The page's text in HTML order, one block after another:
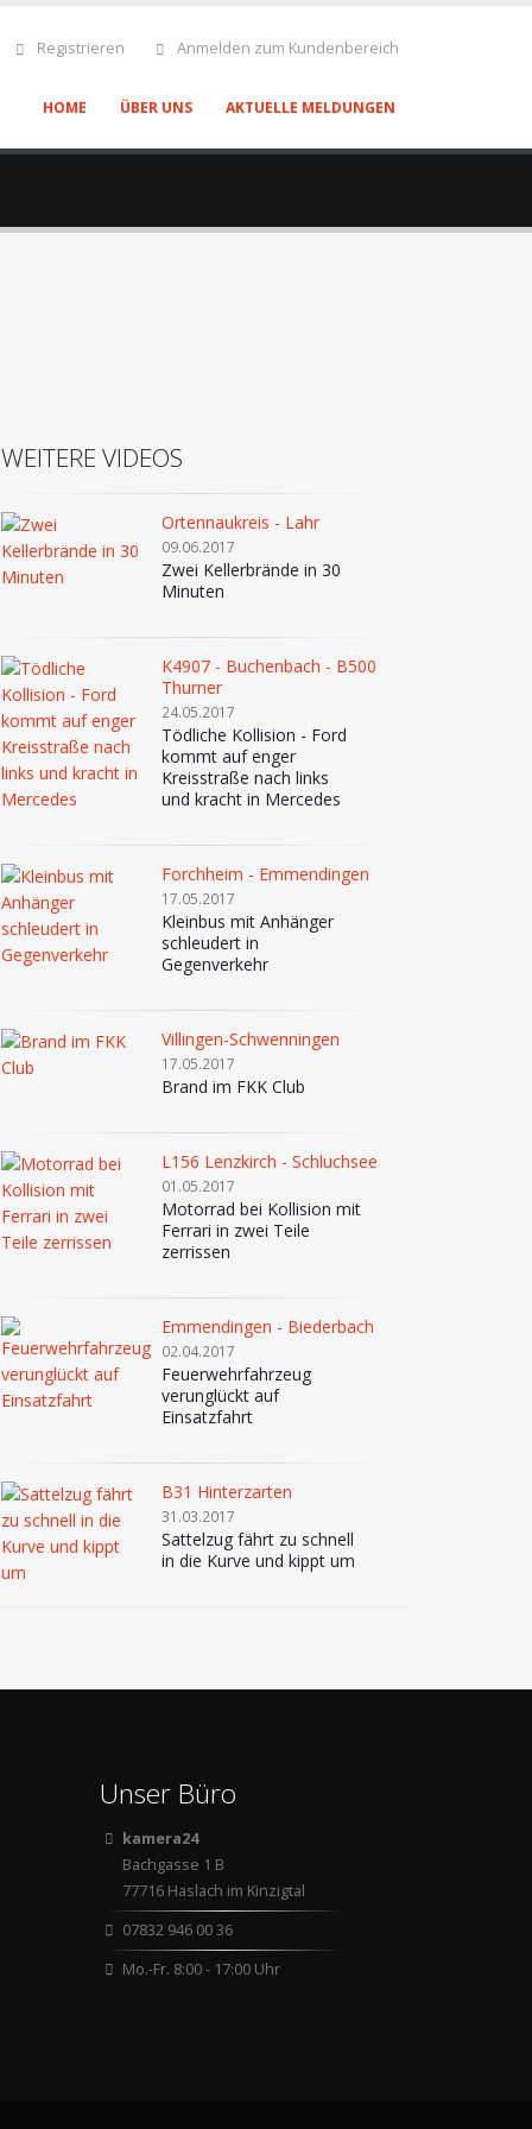
Registrieren Anmelden zum Kundenbereich
HOME ÜBER UNS AKTUELLE MELDUNGEN
WEITERE VIDEOS
Ortennaukreis - Lahr
09.06.2017
Zwei Kellerbrände in 30
Minuten
K4907 - Buchenbach - B500
Thurner
24.05.2017
Tödliche Kollision - Ford
kommt auf enger
Kreisstraße nach links
und kracht in Mercedes
Forchheim - Emmendingen
17.05.2017
Kleinbus mit Anhänger
schleudert in
Gegenverkehr
Villingen-Schwenningen
17.05.2017
Brand im FKK Club
L156 Lenzkirch - Schluchsee
01.05.2017
Motorrad bei Kollision mit
Ferrari in zwei Teile
zerrissen
Emmendingen - Biederbach
02.04.2017
Feuerwehrfahrzeug
verunglückt auf
Einsatzfahrt
B31 Hinterzarten
31.03.2017
Sattelzug fährt zu schnell
in die Kurve und kippt um
Unser Büro
kamera24
Bachgasse 1 B
77716 Haslach im Kinzigtal
07832 946 00 36
Mo.-Fr. 8:00 - 17:00 Uhr